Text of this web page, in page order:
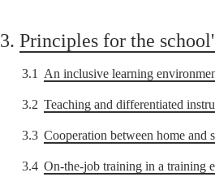
3. Principles for the
3.1 An inclusive learning
3.2 Teaching and differentiated
3.3 Cooperation between home and
3.4 On-the-job training in a training